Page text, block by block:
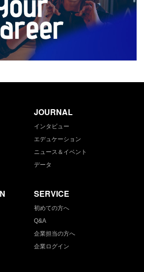
JOURNAL
インタビュー
エデュケーション
ニュース＆イベント
データ
SERVICE
初めての方へ
Q&A
企業担当の方へ
企業ログイン